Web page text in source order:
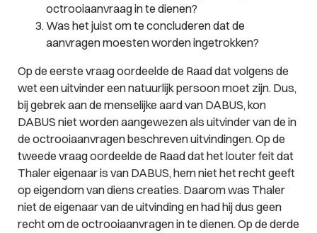
octrooiaanvraag in te dienen?
Was het juist om te concluderen dat de
aanvragen moesten worden ingetrokken?
Op de eerste vraag oordeelde de Raad dat volgens de
wet een uitvinder een natuurlijk persoon moet zijn. Dus,
bij gebrek aan de menselijke aard van DABUS, kon
DABUS niet worden aangewezen als uitvinder van de in
de octrooiaanvragen beschreven uitvindingen. Op de
tweede vraag oordeelde de Raad dat het louter feit dat
Thaler eigenaar is van DABUS, hem niet het recht geeft
op eigendom van diens creaties. Daarom was Thaler
niet de eigenaar van de uitvinding en had hij dus geen
recht om de octrooiaanvragen in te dienen. Op de derde